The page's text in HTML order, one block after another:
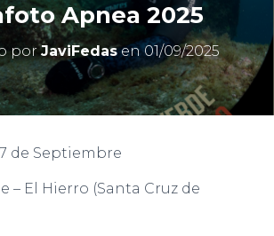
Apnea 2025
porJaviFedasen01/09/2025
de Septiembre
– El Hierro (Santa Cruz de